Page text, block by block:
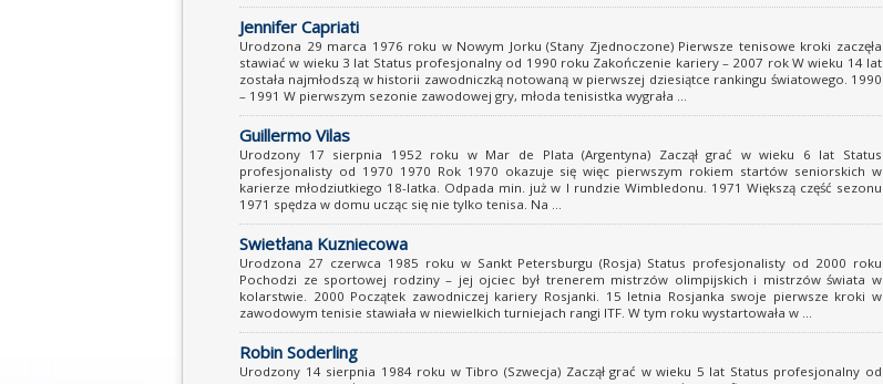
Jennifer Capriati
Urodzona 29 marca 1976 roku w Nowym Jorku (Stany Zjednoczone) Pierwsze tenisowe kroki zaczęła
stawiać w wieku 3 lat Status profesjonalny od 1990 roku Zakończenie kariery – 2007 rok W wieku 14 lat
została najmłodszą w historii zawodniczką notowaną w pierwszej dziesiątce rankingu światowego. 1990
– 1991 W pierwszym sezonie zawodowej gry, młoda tenisistka wygrała ...
Guillermo Vilas
Urodzony 17 sierpnia 1952 roku w Mar de Plata (Argentyna) Zaczął grać w wieku 6 lat Status
profesjonalisty od 1970 1970 Rok 1970 okazuje się więc pierwszym rokiem startów seniorskich w
karierze młodziutkiego 18-latka. Odpada min. już w I rundzie Wimbledonu. 1971 Większą część sezonu
1971 spędza w domu ucząc się nie tylko tenisa. Na ...
Swietłana Kuzniecowa
Urodzona 27 czerwca 1985 roku w Sankt Petersburgu (Rosja) Status profesjonalisty od 2000 roku
Pochodzi ze sportowej rodziny – jej ojciec był trenerem mistrzów olimpijskich i mistrzów świata w
kolarstwie. 2000 Początek zawodniczej kariery Rosjanki. 15 letnia Rosjanka swoje pierwsze kroki w
zawodowym tenisie stawiała w niewielkich turniejach rangi ITF. W tym roku wystartowała w ...
Robin Soderling
Urodzony 14 sierpnia 1984 roku w Tibro (Szwecja) Zaczął grać w wieku 5 lat Status profesjonalny od